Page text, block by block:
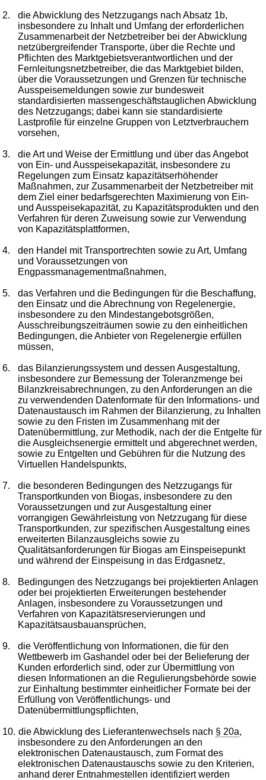
2.
die Abwicklung des Netzzugangs nach Absatz 1b,
insbesondere zu Inhalt und Umfang der erforderlichen
Zusammenarbeit der Netzbetreiber bei der Abwicklung
netzübergreifender Transporte, über die Rechte und
Pflichten des Marktgebietsverantwortlichen und der
Fernleitungsnetzbetreiber, die das Marktgebiet bilden,
über die Voraussetzungen und Grenzen für technische
Ausspeisemeldungen sowie zur bundesweit
standardisierten massengeschäftstauglichen Abwicklung
des Netzzugangs; dabei kann sie standardisierte
Lastprofile für einzelne Gruppen von Letztverbrauchern
vorsehen,
3.
die Art und Weise der Ermittlung und über das Angebot
von Ein- und Ausspeisekapazität, insbesondere zu
Regelungen zum Einsatz kapazitätserhöhender
Maßnahmen, zur Zusammenarbeit der Netzbetreiber mit
dem Ziel einer bedarfsgerechten Maximierung von Ein-
und Ausspeisekapazität, zu Kapazitätsprodukten und den
Verfahren für deren Zuweisung sowie zur Verwendung
von Kapazitätsplattformen,
4.
den Handel mit Transportrechten sowie zu Art, Umfang
und Voraussetzungen von
Engpassmanagementmaßnahmen,
5.
das Verfahren und die Bedingungen für die Beschaffung,
den Einsatz und die Abrechnung von Regelenergie,
insbesondere zu den Mindestangebotsgrößen,
Ausschreibungszeiträumen sowie zu den einheitlichen
Bedingungen, die Anbieter von Regelenergie erfüllen
müssen,
6.
das Bilanzierungssystem und dessen Ausgestaltung,
insbesondere zur Bemessung der Toleranzmenge bei
Bilanzkreisabrechnungen, zu den Anforderungen an die
zu verwendenden Datenformate für den Informations- und
Datenaustausch im Rahmen der Bilanzierung, zu Inhalten
sowie zu den Fristen im Zusammenhang mit der
Datenübermittlung, zur Methodik, nach der die Entgelte für
die Ausgleichsenergie ermittelt und abgerechnet werden,
sowie zu Entgelten und Gebühren für die Nutzung des
Virtuellen Handelspunkts,
7.
die besonderen Bedingungen des Netzzugangs für
Transportkunden von Biogas, insbesondere zu den
Voraussetzungen und zur Ausgestaltung einer
vorrangigen Gewährleistung von Netzzugang für diese
Transportkunden, zur spezifischen Ausgestaltung eines
erweiterten Bilanzausgleichs sowie zu
Qualitätsanforderungen für Biogas am Einspeisepunkt
und während der Einspeisung in das Erdgasnetz,
8.
Bedingungen des Netzzugangs bei projektierten Anlagen
oder bei projektierten Erweiterungen bestehender
Anlagen, insbesondere zu Voraussetzungen und
Verfahren von Kapazitätsreservierungen und
Kapazitätsausbauansprüchen,
9.
die Veröffentlichung von Informationen, die für den
Wettbewerb im Gashandel oder bei der Belieferung der
Kunden erforderlich sind, oder zur Übermittlung von
diesen Informationen an die Regulierungsbehörde sowie
zur Einhaltung bestimmter einheitlicher Formate bei der
Erfüllung von Veröffentlichungs- und
Datenübermittlungspflichten,
10. die Abwicklung des Lieferantenwechsels nach § 20a,
insbesondere zu den Anforderungen an den
elektronischen Datenaustausch, zum Format des
elektronischen Datenaustauschs sowie zu den Kriterien,
anhand derer Entnahmestellen identifiziert werden